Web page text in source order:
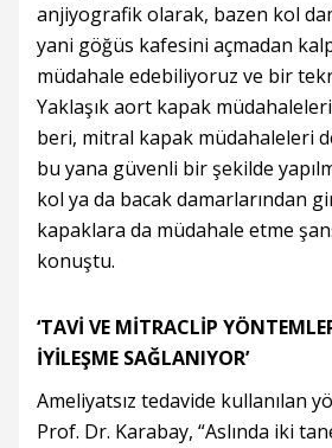
anjiyografik olarak, bazen kol
yani göğüs kafesini açmadan
müdahale edebiliyoruz ve bir
Yaklaşık aort kapak müdahaleleri
beri, mitral kapak müdahaleleri
bu yana güvenli bir şekilde
kol ya da bacak damarlarından
kapaklara da müdahale etme
konuştu.
‘TAVİ VE MİTRACLİP
İYİLEŞME SAĞLANIYOR’
Ameliyatsız tedavide kullanılan
Prof. Dr. Karabay, “Aslında iki